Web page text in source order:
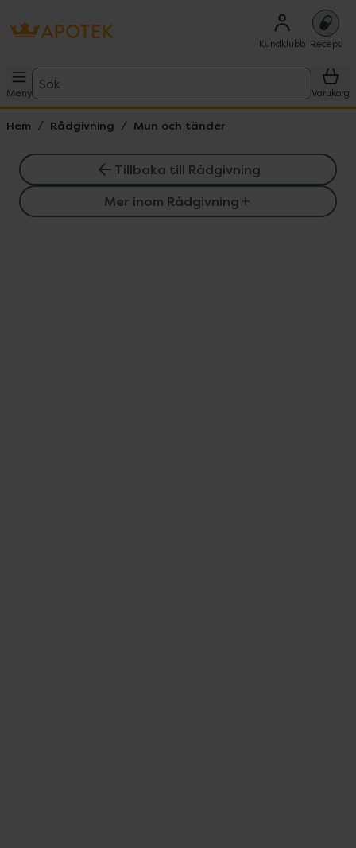
Kundklubb Recept
Meny
Sök
Varukorg
Hem Rådgivning Mun och tänder
Tillbaka till Rådgivning
Mer inom Rådgivning